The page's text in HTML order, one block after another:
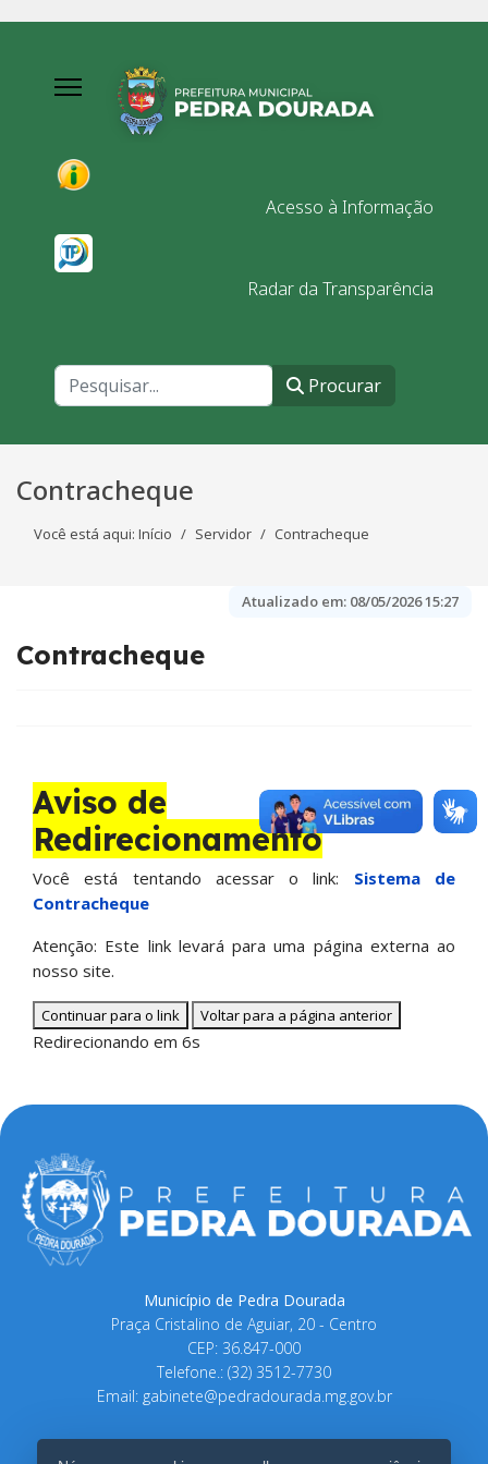
Acesso à Informação
Radar da Transparência
Procurar
Contracheque
Você está aqui: Início Servidor Contracheque
Atualizado em: 08/05/2026 15:27
Contracheque
Aviso de
Redirecionamento
Você está tentando acessar o link: Sistema de
Contracheque
Atenção: Este link levará para uma página externa ao
nosso site.
Continuar para o link Voltar para a página anterior
Redirecionando em 6s
Município de Pedra Dourada
Praça Cristalino de Aguiar, 20 - Centro
CEP: 36.847-000
Telefone.: (32) 3512-7730
Email: gabinete@pedradourada.mg.gov.br